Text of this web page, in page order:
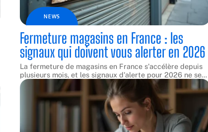
NEWS
Fermeture magasins en France : les
signaux qui doivent vous alerter en 2026
La fermeture de magasins en France s'accélère depuis
plusieurs mois, et les signaux d'alerte pour 2026 ne se…